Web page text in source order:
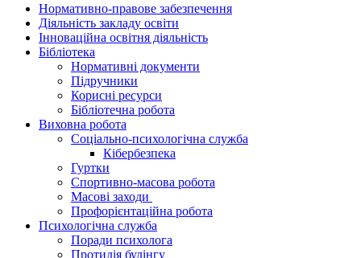
Нормативно-правове забезпечення
Діяльність закладу освіти
Інноваційна освітня діяльність
Бібліотека
Нормативні документи
Підручники
Корисні ресурси
Бібліотечна робота
Виховна робота
Соціально-психологічна служба
Кібербезпека
Гуртки
Спортивно-масова робота
Масові заходи
Профорієнтаційна робота
Психологічна служба
Поради психолога
Протидія булінгу